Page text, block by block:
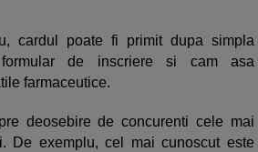
cardul poate fi primit dupa simpla
de inscriere si cam asa
farmaceutice.
deosebire de concurenti cele mai
De exemplu, cel mai cunoscut este